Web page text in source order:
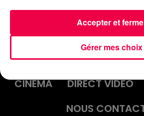
ACCUEIL INFOS
AGENDA
JEUX
CINÉMA
DIRECT VIDÉO
NOUS
Gérer mes choix
Accepter et